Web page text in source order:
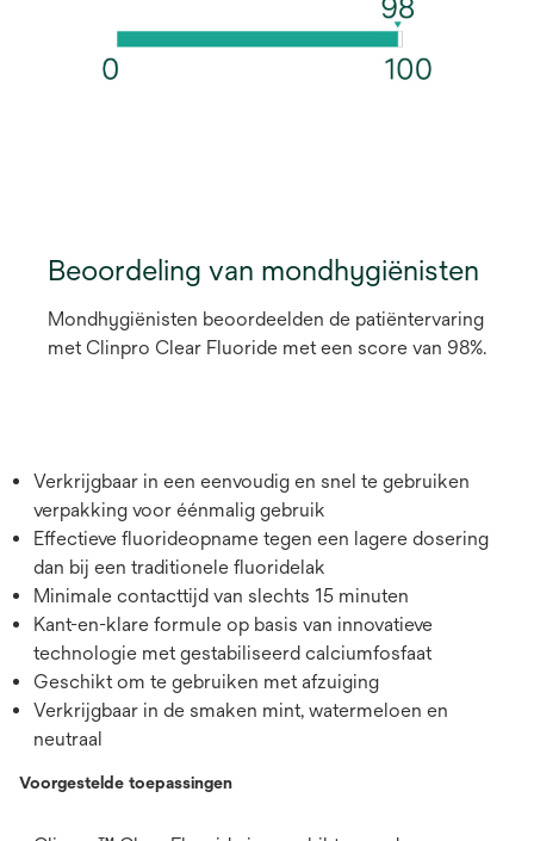
Beoordeling van mondhygiënisten
Mondhygiënisten beoordeelden de patiëntervaring
met Clinpro Clear Fluoride met een score van 98%.
Verkrijgbaar in een eenvoudig en snel te gebruiken
verpakking voor éénmalig gebruik
Effectieve fluorideopname tegen een lagere dosering
dan bij een traditionele fluoridelak
Minimale contacttijd van slechts 15 minuten
Kant-en-klare formule op basis van innovatieve
technologie met gestabiliseerd calciumfosfaat
Geschikt om te gebruiken met afzuiging
Verkrijgbaar in de smaken mint, watermeloen en
neutraal
Voorgestelde toepassingen